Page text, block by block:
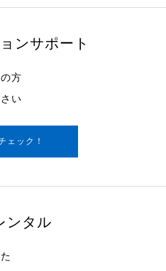
ンサポート
方
い
ェック！
ンタル